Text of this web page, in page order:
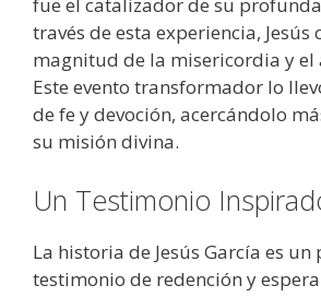
fue el catalizador de su
través de esta experiencia,
magnitud de la misericordia y el
Este evento transformador lo
de fe y devoción, acercándolo
su misión divina.
Un Testimonio
La historia de Jesús García es un
testimonio de redención y